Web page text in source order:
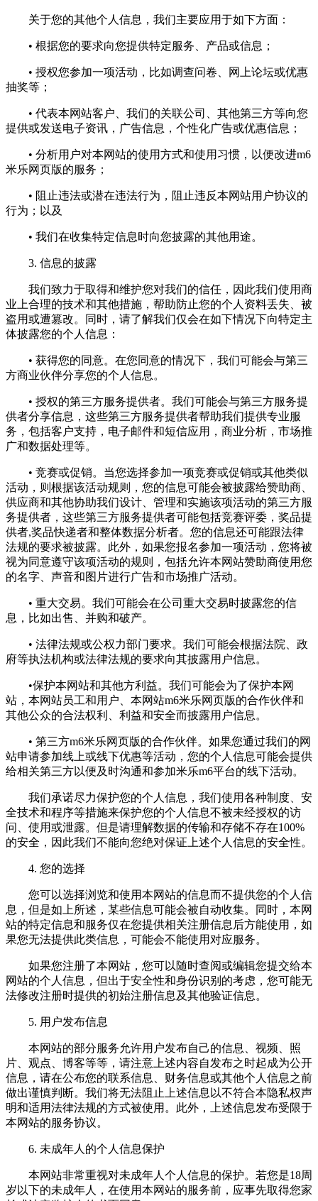
关于您的其他个人信息，我们主要应用于如下方面：
• 根据您的要求向您提供特定服务、产品或信息；
• 授权您参加一项活动，比如调查问卷、网上论坛或优惠
抽奖等；
• 代表本网站客户、我们的关联公司、其他第三方等向您
提供或发送电子资讯，广告信息，个性化广告或优惠信息；
• 分析用户对本网站的使用方式和使用习惯，以便改进m6
米乐网页版的服务；
• 阻止违法或潜在违法行为，阻止违反本网站用户协议的
行为；以及
• 我们在收集特定信息时向您披露的其他用途。
3. 信息的披露
我们致力于取得和维护您对我们的信任，因此我们使用商
业上合理的技术和其他措施，帮助防止您的个人资料丢失、被
盗用或遭篡改。同时，请了解我们仅会在如下情况下向特定主
体披露您的个人信息：
• 获得您的同意。在您同意的情况下，我们可能会与第三
方商业伙伴分享您的个人信息。
• 授权的第三方服务提供者。我们可能会与第三方服务提
供者分享信息，这些第三方服务提供者帮助我们提供专业服
务，包括客户支持，电子邮件和短信应用，商业分析，市场推
广和数据处理等。
• 竞赛或促销。当您选择参加一项竞赛或促销或其他类似
活动，则根据该活动规则，您的信息可能会被披露给赞助商、
供应商和其他协助我们设计、管理和实施该项活动的第三方服
务提供者，这些第三方服务提供者可能包括竞赛评委，奖品提
供者,奖品快递者和整体数据分析者。您的信息还可能跟法律
法规的要求被披露。此外，如果您报名参加一项活动，您将被
视为同意遵守该项活动的规则，包括允许本网站赞助商使用您
的名字、声音和图片进行广告和市场推广活动。
• 重大交易。我们可能会在公司重大交易时披露您的信
息，比如出售、并购和破产。
• 法律法规或公权力部门要求。我们可能会根据法院、政
府等执法机构或法律法规的要求向其披露用户信息。
•保护本网站和其他方利益。我们可能会为了保护本网
站，本网站员工和用户、本网站m6米乐网页版的合作伙伴和
其他公众的合法权利、利益和安全而披露用户信息。
• 第三方m6米乐网页版的合作伙伴。如果您通过我们的网
站申请参加线上或线下优惠等活动，您的个人信息可能会提供
给相关第三方以便及时沟通和参加米乐m6平台的线下活动。
我们承诺尽力保护您的个人信息，我们使用各种制度、安
全技术和程序等措施来保护您的个人信息不被未经授权的访
问、使用或泄露。但是请理解数据的传输和存储不存在100%
的安全，因此我们不能向您绝对保证上述个人信息的安全性。
4. 您的选择
您可以选择浏览和使用本网站的信息而不提供您的个人信
息，但是如上所述，某些信息可能会被自动收集。同时，本网
站的特定信息和服务仅在您提供相关注册信息后方能使用，如
果您无法提供此类信息，可能会不能使用对应服务。
如果您注册了本网站，您可以随时查阅或编辑您提交给本
网站的个人信息，但出于安全性和身份识别的考虑，您可能无
法修改注册时提供的初始注册信息及其他验证信息。
5. 用户发布信息
本网站的部分服务允许用户发布自己的信息、视频、照
片、观点、博客等等，请注意上述内容自发布之时起成为公开
信息，请在公布您的联系信息、财务信息或其他个人信息之前
做出谨慎判断。我们将无法阻止上述信息以不符合本隐私权声
明和适用法律法规的方式被使用。此外，上述信息发布受限于
本网站的服务协议。
6. 未成年人的个人信息保护
本网站非常重视对未成年人个人信息的保护。若您是18周
岁以下的未成年人，在使用本网站的服务前，应事先取得您家